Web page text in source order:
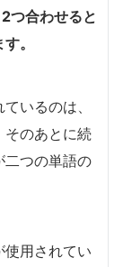
つ合わせると
。
いるのは、
そのあとに続
二つの単語の
使用されてい